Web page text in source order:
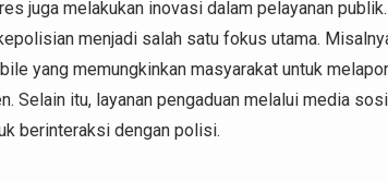
juga melakukan inovasi dalam pelayanan
menjadi salah satu fokus utama.
yang memungkinkan masyarakat untuk
Selain itu, layanan pengaduan melalui media
berinteraksi dengan polisi.